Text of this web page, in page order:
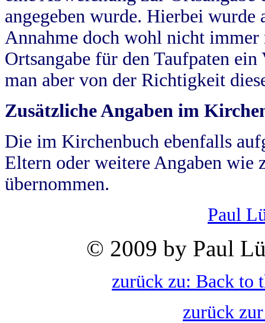
angegeben wurde. Hierbei wurde
Annahme doch wohl nicht
Ortsangabe für den Taufpaten
man aber von der Richtigkeit
Zusätzliche Angaben im
Die im Kirchenbuch ebenfalls
Eltern oder weitere Angaben wie
übernommen.
Paul
© 2009 by Paul
zurück zu: Back to
zurück